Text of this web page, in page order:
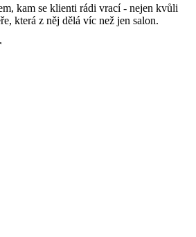
kam se klienti rádi vrací - nejen kvůli
která z něj dělá víc než jen salon.